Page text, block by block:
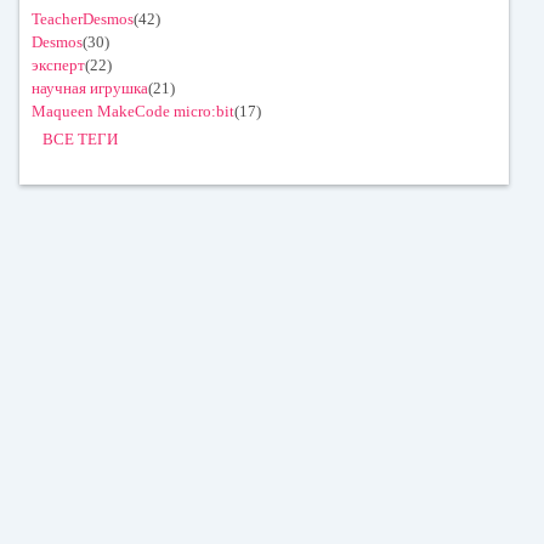
TeacherDesmos(42)
Desmos(30)
эксперт(22)
научная игрушка(21)
Maqueen MakeCode micro:bit(17)
ВСЕ ТЕГИ